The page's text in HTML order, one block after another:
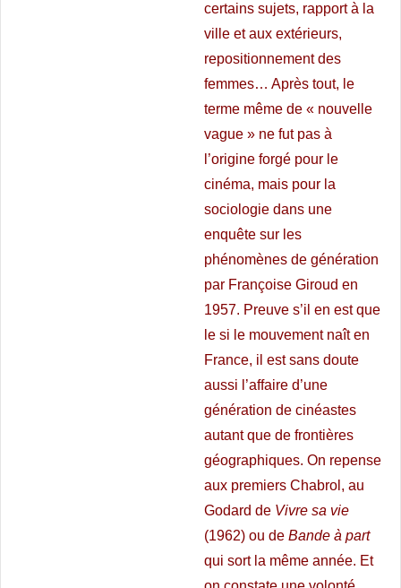
certains sujets, rapport à la
ville et aux extérieurs,
repositionnement des
femmes… Après tout, le
terme même de « nouvelle
vague » ne fut pas à
l’origine forgé pour le
cinéma, mais pour la
sociologie dans une
enquête sur les
phénomènes de génération
par Françoise Giroud en
1957. Preuve s’il en est que
le si le mouvement naît en
France, il est sans doute
aussi l’affaire d’une
génération de cinéastes
autant que de frontières
géographiques. On repense
aux premiers Chabrol, au
Godard de Vivre sa vie
(1962) ou deBande à part
qui sort la même année. Et